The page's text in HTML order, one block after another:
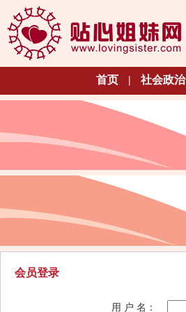
首页 | 社会政治
会员登录
用 户 名：